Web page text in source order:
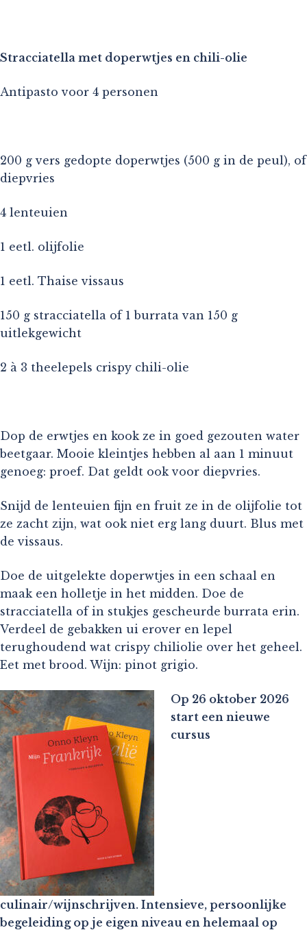
Stracciatella met doperwtjes en chili-olie
Antipasto voor 4 personen
200 g vers gedopte doperwtjes (500 g in de peul), of
diepvries
4 lenteuien
1 eetl. olijfolie
1 eetl. Thaise vissaus
150 g stracciatella of 1 burrata van 150 g
uitlekgewicht
2 à 3 theelepels crispy chili-olie
Dop de erwtjes en kook ze in goed gezouten water
beetgaar. Mooie kleintjes hebben al aan 1 minuut
genoeg: proef. Dat geldt ook voor diepvries.
Snijd de lenteuien fijn en fruit ze in de olijfolie tot
ze zacht zijn, wat ook niet erg lang duurt. Blus met
de vissaus.
Doe de uitgelekte doperwtjes in een schaal en
maak een holletje in het midden. Doe de
stracciatella of in stukjes gescheurde burrata erin.
Verdeel de gebakken ui erover en lepel
terughoudend wat crispy chiliolie over het geheel.
Eet met brood. Wijn: pinot grigio.
Op 26 oktober 2026
start een nieuwe
cursus
culinair/wijnschrijven. Intensieve, persoonlijke
begeleiding op je eigen niveau en helemaal op